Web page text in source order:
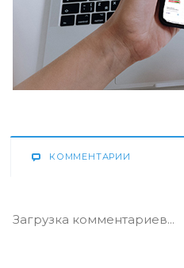
КОММЕНТАРИИ
Загрузка комментариев...